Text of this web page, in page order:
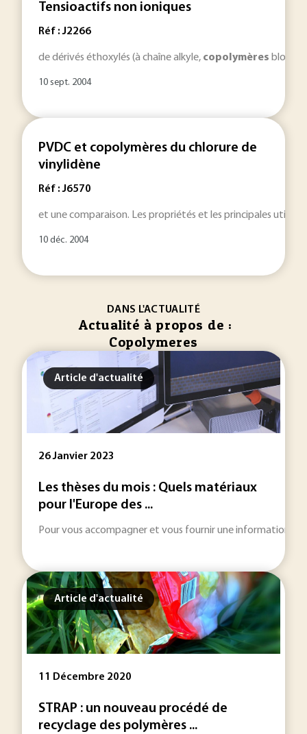
Tensioactifs non ioniques
Réf : J2266
de dérivés éthoxylés (à chaîne alkyle, copolymères blocs,
10 sept. 2004
PVDC et copolymères du chlorure de
vinylidène
Réf : J6570
et une comparaison. Les propriétés et les principales
10 déc. 2004
DANS L'ACTUALITÉ
Actualité à propos de :
Copolymeres
Article d'actualité
26 Janvier 2023
Les thèses du mois : Quels matériaux
pour l'Europe des ...
Pour vous accompagner et vous fournir une information
Article d'actualité
11 Décembre 2020
STRAP : un nouveau procédé de
recyclage des polymères ...